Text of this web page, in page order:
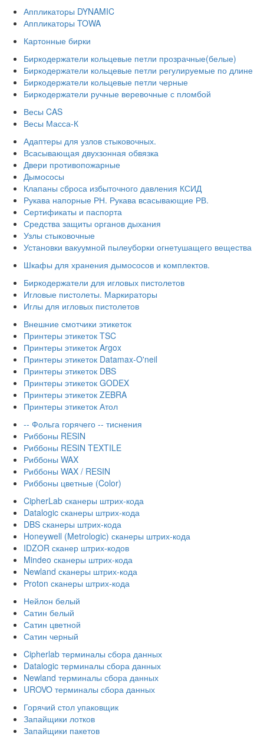
Аппликаторы DYNAMIC
Аппликаторы TOWA
Картонные бирки
Биркодержатели кольцевые петли прозрачные(белые)
Биркодержатели кольцевые петли регулируемые по длине
Биркодержатели кольцевые петли черные
Биркодержатели ручные веревочные с пломбой
Весы CAS
Весы Масса-К
Адаптеры для узлов стыковочных.
Всасывающая двухзонная обвязка
Двери противопожарные
Дымососы
Клапаны сброса избыточного давления КСИД
Рукава напорные РН. Рукава всасывающие РВ.
Сертификаты и паспорта
Средства защиты органов дыхания
Узлы стыковочные
Установки вакуумной пылеуборки огнетушащего вещества
Шкафы для хранения дымососов и комплектов.
Биркодержатели для игловых пистолетов
Игловые пистолеты. Маркираторы
Иглы для игловых пистолетов
Внешние смотчики этикеток
Принтеры этикеток TSC
Принтеры этикеток Argox
Принтеры этикеток Datamax-O'neil
Принтеры этикеток DBS
Принтеры этикеток GODEX
Принтеры этикеток ZEBRA
Принтеры этикеток Атол
-- Фольга горячего -- тиснения
Риббоны RESIN
Риббоны RESIN TEXTILE
Риббоны WAX
Риббоны WAX / RESIN
Риббоны цветные (Color)
CipherLab сканеры штрих-кода
Datalogic сканеры штрих-кода
DBS сканеры штрих-кода
Honeywell (Metrologic) сканеры штрих-кода
IDZOR сканер штрих-кодов
Mindeo сканеры штрих-кода
Newland сканеры штрих-кода
Proton сканеры штрих-кода
Нейлон белый
Сатин белый
Сатин цветной
Сатин черный
Cipherlab терминалы сбора данных
Datalogic терминалы сбора данных
Newland терминалы сбора данных
UROVO терминалы сбора данных
Горячий стол упаковщик
Запайщики лотков
Запайщики пакетов